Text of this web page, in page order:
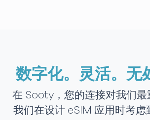
数字化。灵活。无
在 Sooty，您的连接对我们最
我们在设计 eSIM 应用时考虑